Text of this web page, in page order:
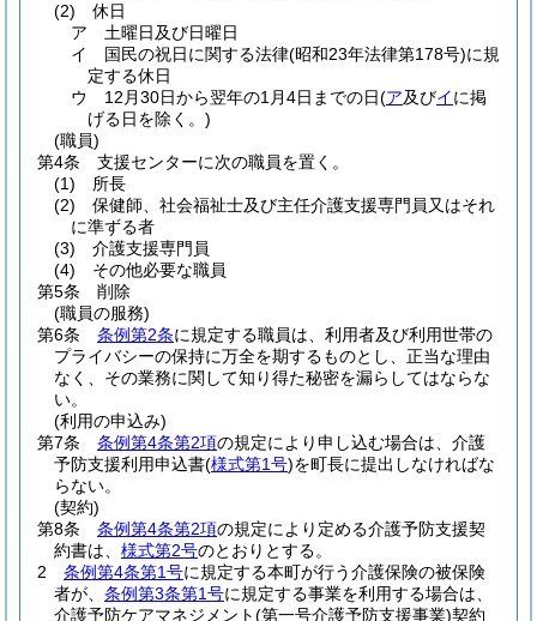
(2)
休日
ア
土曜日及び日曜日
イ
国民の祝日に関する法律(昭和23年法律第178号)に規
定する休日
ウ
12月30日から翌年の1月4日までの日(ア及びイに掲
げる日を除く。)
(職員)
第4条
支援センターに次の職員を置く。
(1)
所長
(2)
保健師、社会福祉士及び主任介護支援専門員又はそれ
に準ずる者
(3)
介護支援専門員
(4)
その他必要な職員
第5条
削除
(職員の服務)
第6条
条例第2条に規定する職員は、利用者及び利用世帯の
プライバシーの保持に万全を期するものとし、正当な理由
なく、その業務に関して知り得た秘密を漏らしてはならな
い。
(利用の申込み)
第7条
条例第4条第2項の規定により申し込む場合は、介護
予防支援利用申込書(様式第1号)を町長に提出しなければな
らない。
(契約)
第8条
条例第4条第2項の規定により定める介護予防支援契
約書は、 様式第2号のとおりとする。
2
条例第4条第1号に規定する本町が行う介護保険の被保険
者が、 条例第3条第1号に規定する事業を利用する場合は、
介護予防ケアマネジメント(第一号介護予防支援事業)契約